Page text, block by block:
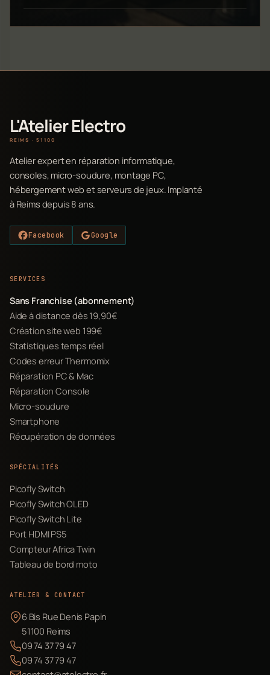
L'Atelier Electro
REIMS · 51100
Atelier expert en réparation informatique,
consoles, micro-soudure, montage PC,
hébergement web et serveurs de jeux. Implanté
à Reims depuis 8 ans.
Facebook Google
SERVICES
Sans Franchise (abonnement)
Aide à distance dès 19,90€
Création site web 199€
Statistiques temps réel
Codes erreur Thermomix
Réparation PC & Mac
Réparation Console
Micro-soudure
Smartphone
Récupération de données
SPÉCIALITÉS
Picofly Switch
Picofly Switch OLED
Picofly Switch Lite
Port HDMI PS5
Compteur Africa Twin
Tableau de bord moto
ATELIER & CONTACT
6 Bis Rue Denis Papin
51100 Reims
09 74 37 79 47
09 74 37 79 47